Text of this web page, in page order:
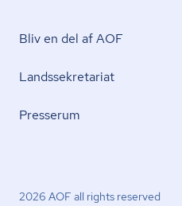
Bliv en del af AOF
Lands­se­kre­ta­ri­at
Presserum
2026 AOF all rights reserved